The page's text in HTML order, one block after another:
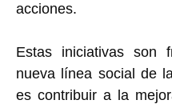
acciones.
Estas iniciativas son
nueva línea social de
es contribuir a la